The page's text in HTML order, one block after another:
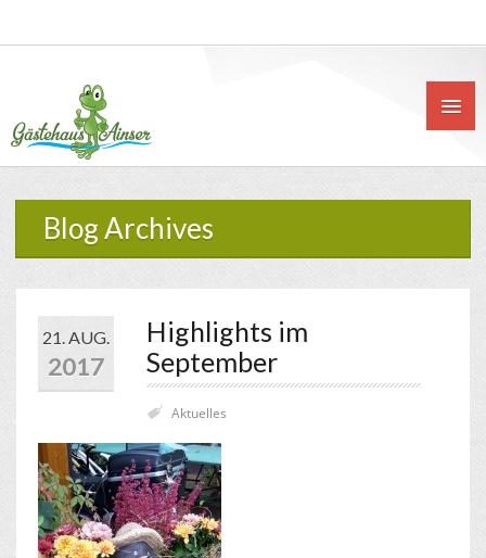
Blog Archives
21. AUG.
2017
Highlights im
September
Aktuelles